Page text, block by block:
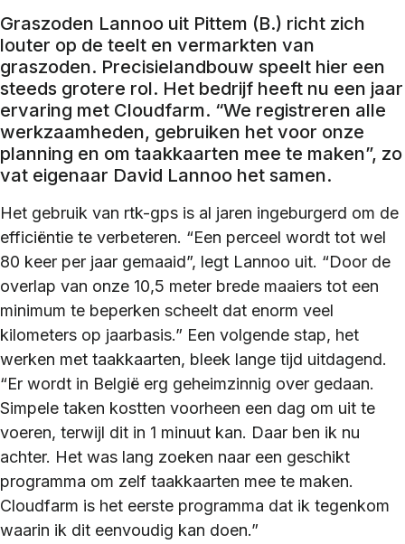
Graszoden Lannoo uit Pittem (B.) richt zich
louter op de teelt en vermarkten van
graszoden. Precisielandbouw speelt hier een
steeds grotere rol. Het bedrijf heeft nu een jaar
ervaring met Cloudfarm. “We registreren alle
werkzaamheden, gebruiken het voor onze
planning en om taakkaarten mee te maken”, zo
vat eigenaar David Lannoo het samen.
Het gebruik van rtk-gps is al jaren ingeburgerd om de
efficiëntie te verbeteren. “Een perceel wordt tot wel
80 keer per jaar gemaaid”, legt Lannoo uit. “Door de
overlap van onze 10,5 meter brede maaiers tot een
minimum te beperken scheelt dat enorm veel
kilometers op jaarbasis.” Een volgende stap, het
werken met taakkaarten, bleek lange tijd uitdagend.
“Er wordt in België erg geheimzinnig over gedaan.
Simpele taken kostten voorheen een dag om uit te
voeren, terwijl dit in 1 minuut kan. Daar ben ik nu
achter. Het was lang zoeken naar een geschikt
programma om zelf taakkaarten mee te maken.
Cloudfarm is het eerste programma dat ik tegenkom
waarin ik dit eenvoudig kan doen.”